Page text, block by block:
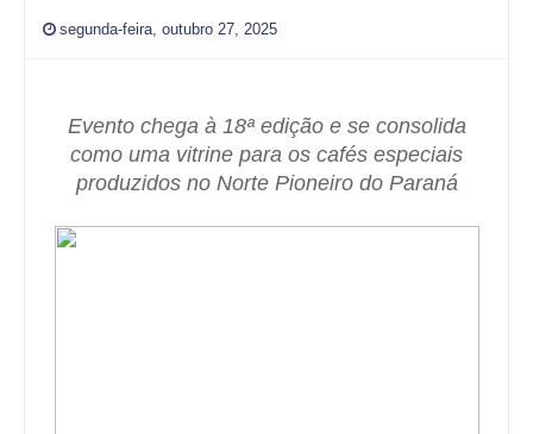
segunda-feira, outubro 27, 2025
Evento chega à 18ª edição e se consolida
como uma vitrine para os cafés especiais
produzidos no Norte Pioneiro do Paraná